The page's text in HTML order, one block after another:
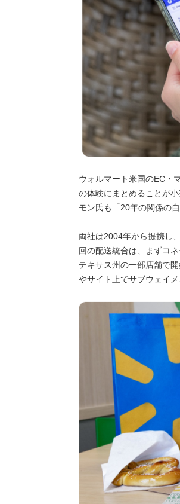
ウォルマート米国のEC・
の体験にまとめることが
モン氏も「20年の関係の
両社は2004年から提携し
回の配送統合は、まずコ
テキサス州の一部店舗で
やサイト上でサブウェイ